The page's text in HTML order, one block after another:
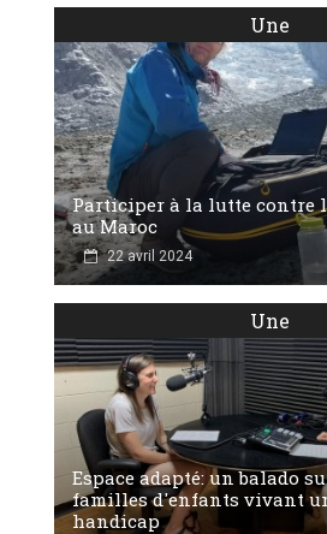
Une
Participer à la lutte contre
au Maroc
22 avril 2024
Une
Espace adapté: un balado
familles d'enfants vivant
handicap